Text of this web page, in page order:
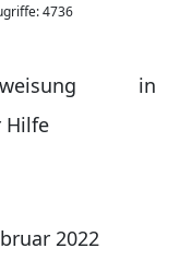
4736
in
Hilfe
2022